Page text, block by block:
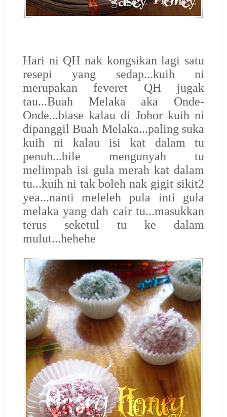
Hari ni QH nak kongsikan lagi satu
resepi yang sedap...kuih ni
merupakan feveret QH jugak
tau...Buah Melaka aka Onde-
Onde...biase kalau di Johor kuih ni
dipanggil Buah Melaka...paling suka
kuih ni kalau isi kat dalam tu
penuh...bile mengunyah tu
melimpah isi gula merah kat dalam
tu...kuih ni tak boleh nak gigit sikit2
yea...nanti meleleh pula inti gula
melaka yang dah cair tu...masukkan
terus seketul tu ke dalam
mulut...hehehe